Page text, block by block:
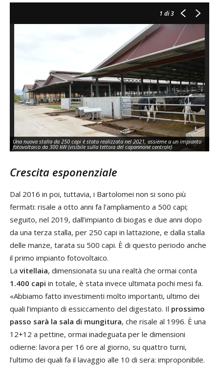
1 di 3
Una nuova stalla da 250 capi è stata realizzata nel 2021, assieme a un impianto
fotovoltaico da 300 kW (visibile sulla tettoia del capannone centrale)
Crescita esponenziale
Dal 2016 in poi, tuttavia, i Bartolomei non si sono più
fermati: risale a otto anni fa l’ampliamento a 500 capi;
seguito, nel 2019, dall’impianto di biogas e due anni dopo
da una terza stalla, per 250 capi in lattazione, e dalla stalla
delle manze, tarata su 500 capi. È di questo periodo anche
il primo impianto fotovoltaico.
La vitellaia, dimensionata su una realtà che ormai conta
1.400 capi in totale, è stata invece ultimata pochi mesi fa.
«Abbiamo fatto investimenti molto importanti, ultimo dei
quali l’impianto di essiccamento del digestato. Il prossimo
passo sarà la sala di mungitura, che risale al 1996. È una
12+12 a pettine, ormai inadeguata per le dimensioni
odierne: lavora per 16 ore al giorno, su quattro turni,
l’ultimo dei quali fa il lavaggio alle 10 di sera: improponibile.